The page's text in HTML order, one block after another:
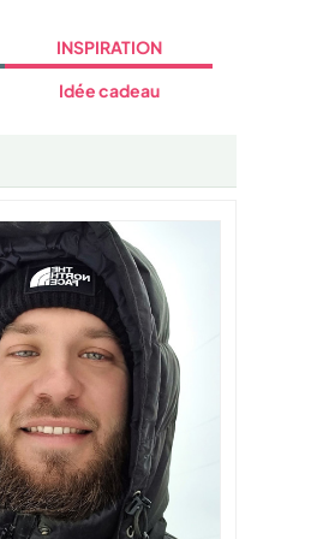
INSPIRATION
Idée cadeau